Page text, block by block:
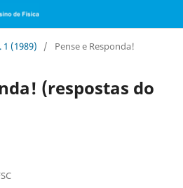
1 (1989) / Pense e Responda!
(respostas do